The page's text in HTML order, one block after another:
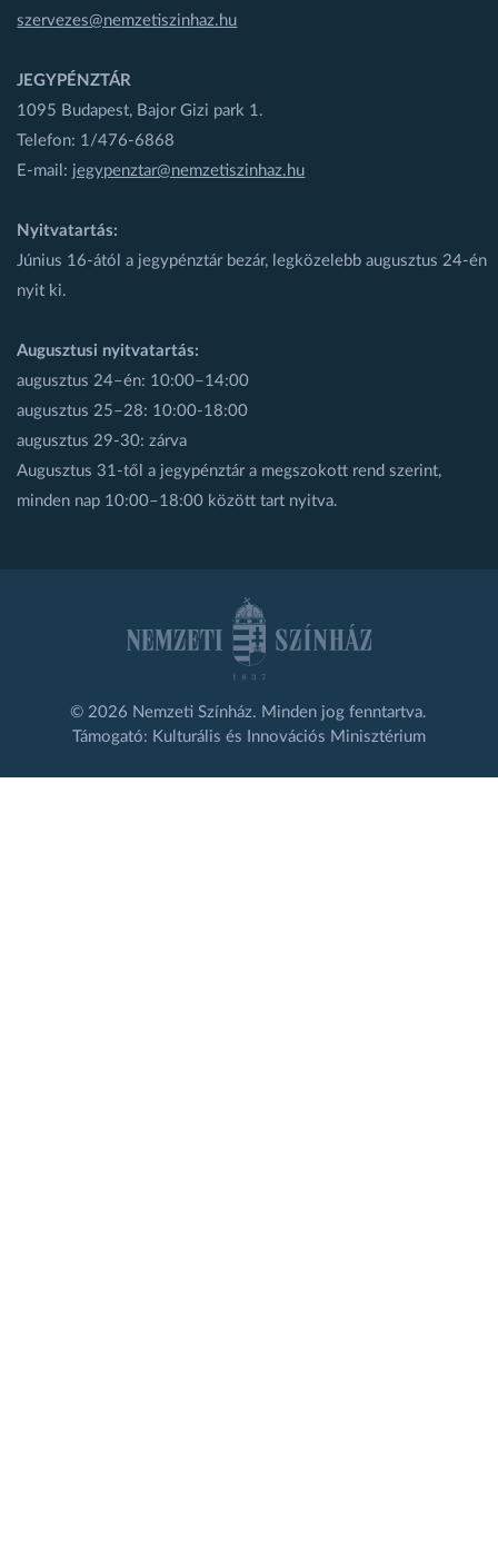
szervezes@nemzetiszinhaz.hu
JEGYPÉNZTÁR
1095 Budapest, Bajor Gizi park 1.
Telefon: 1/476-6868
E-mail: jegypenztar@nemzetiszinhaz.hu
Nyitvatartás:
Június 16-ától a jegypénztár bezár, legközelebb augusztus 24-én
nyit ki.
Augusztusi nyitvatartás:
augusztus 24–én: 10:00–14:00
augusztus 25–28: 10:00-18:00
augusztus 29-30: zárva
Augusztus 31-től a jegypénztár a megszokott rend szerint,
minden nap 10:00–18:00 között tart nyitva.
© 2026 Nemzeti Színház. Minden jog fenntartva.
Támogató: Kulturális és Innovációs Minisztérium